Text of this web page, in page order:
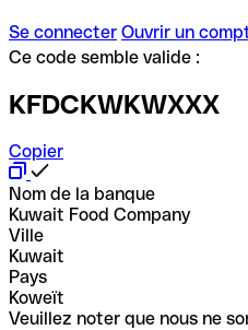
Se connecter Ouvrir un
Ce code semble valide :
KFDCKWKWXXX
Copier
Nom de la banque
Kuwait Food Company
Ville
Kuwait
Pays
Koweït
Veuillez noter que nous ne